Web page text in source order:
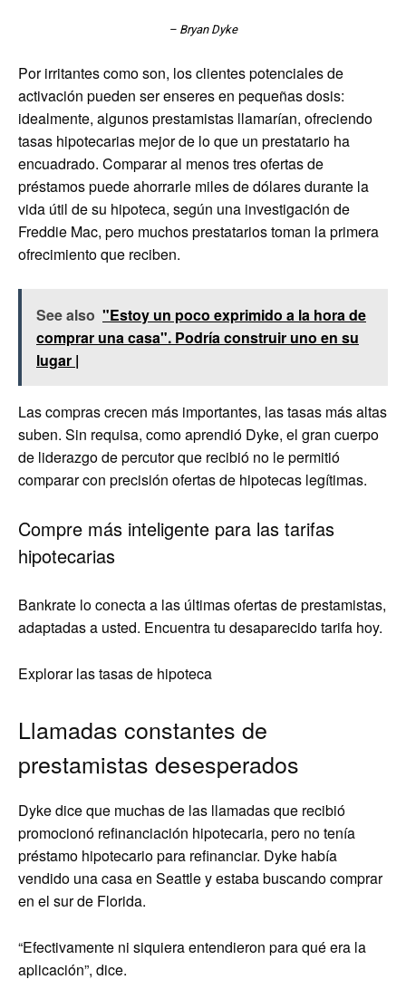
– Bryan Dyke
Por irritantes como son, los clientes potenciales de
activación pueden ser enseres en pequeñas dosis:
idealmente, algunos prestamistas llamarían, ofreciendo
tasas hipotecarias mejor de lo que un prestatario ha
encuadrado. Comparar al menos tres ofertas de
préstamos puede ahorrarle miles de dólares durante la
vida útil de su hipoteca, según una investigación de
Freddie Mac, pero muchos prestatarios toman la primera
ofrecimiento que reciben.
See also "Estoy un poco exprimido a la hora de
comprar una casa". Podría construir uno en su
lugar |
Las compras crecen más importantes, las tasas más altas
suben. Sin requisa, como aprendió Dyke, el gran cuerpo
de liderazgo de percutor que recibió no le permitió
comparar con precisión ofertas de hipotecas legítimas.
Compre más inteligente para las tarifas
hipotecarias
Bankrate lo conecta a las últimas ofertas de prestamistas,
adaptadas a usted. Encuentra tu desaparecido tarifa hoy.
Explorar las tasas de hipoteca
Llamadas constantes de
prestamistas desesperados
Dyke dice que muchas de las llamadas que recibió
promocionó refinanciación hipotecaria, pero no tenía
préstamo hipotecario para refinanciar. Dyke había
vendido una casa en Seattle y estaba buscando comprar
en el sur de Florida.
“Efectivamente ni siquiera entendieron para qué era la
aplicación”, dice.